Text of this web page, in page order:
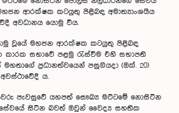
ආරක්ෂක කටයුතු පිළිබඳ අමාත්‍යාංශයීය
අවධානය යොමු විය.
වූයේ මහජන ආරක්ෂක කටයුතු පිළිබඳ
කාරක සභාවේ පළමු රැස්වීම එහි සභාපති
ප්‍රධානත්වයෙන් පසුගියදා (ඔක්. 20)
ය.
පැවසුවේ යහපත් සෞඛ්‍ය මට්ටමේ නොසිටින
සිටින බවත් ඔවුන් වෛද්‍ය සහතික